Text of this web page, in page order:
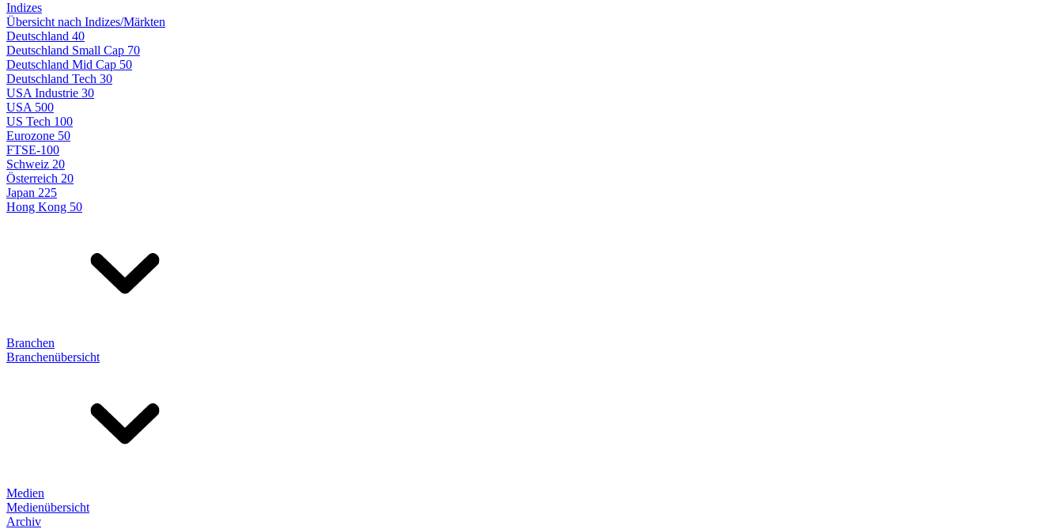
Indizes
Übersicht nach Indizes/Märkten
Deutschland 40
Deutschland Small Cap 70
Deutschland Mid Cap 50
Deutschland Tech 30
USA Industrie 30
USA 500
US Tech 100
Eurozone 50
FTSE-100
Schweiz 20
Österreich 20
Japan 225
Hong Kong 50
Branchen
Branchenübersicht
Medien
Medienübersicht
Archiv